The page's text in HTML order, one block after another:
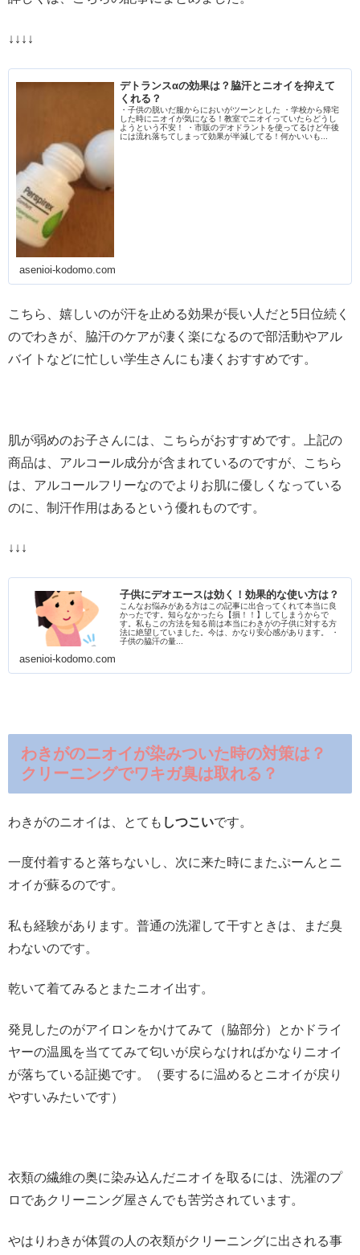
↓↓↓↓
デトランスαの効果は？脇汗とニオイを抑えて
くれる？
・子供の脱いだ服からにおいがツーンとした ・学校から帰宅
した時にニオイが気になる！教室でニオイっていたらどうし
ようという不安！ ・市販のデオドラントを使ってるけど午後
には流れ落ちてしまって効果が半減してる！何かいいも...
asenioi-kodomo.com
こちら、嬉しいのが汗を止める効果が長い人だと5日位続く
のでわきが、脇汗のケアが凄く楽になるので部活動やアル
バイトなどに忙しい学生さんにも凄くおすすめです。
肌が弱めのお子さんには、こちらがおすすめです。上記の
商品は、アルコール成分が含まれているのですが、こちら
は、アルコールフリーなのでよりお肌に優しくなっている
のに、制汗作用はあるという優れものです。
↓↓↓
子供にデオエースは効く！効果的な使い方は？
こんなお悩みがある方はこの記事に出合ってくれて本当に良
かったです。知らなかったら【損！！】してしまうからで
す。私もこの方法を知る前は本当にわきがの子供に対する方
法に絶望していました。今は、かなり安心感があります。 ・
子供の脇汗の量...
asenioi-kodomo.com
わきがのニオイが染みついた時の対策は？
クリーニングでワキガ臭は取れる？
わきがのニオイは、とても しつこいです。
一度付着すると落ちないし、次に来た時にまたぷーんとニ
オイが蘇るのです。
私も経験があります。普通の洗濯して干すときは、まだ臭
わないのです。
乾いて着てみるとまたニオイ出す。
発見したのがアイロンをかけてみて（脇部分）とかドライ
ヤーの温風を当ててみて匂いが戻らなければかなりニオイ
が落ちている証拠です。（要するに温めるとニオイが戻り
やすいみたいです）
衣類の繊維の奥に染み込んだニオイを取るには、洗濯のプ
ロであクリーニング屋さんでも苦労されています。
やはりわきが体質の人の衣類がクリーニングに出される事